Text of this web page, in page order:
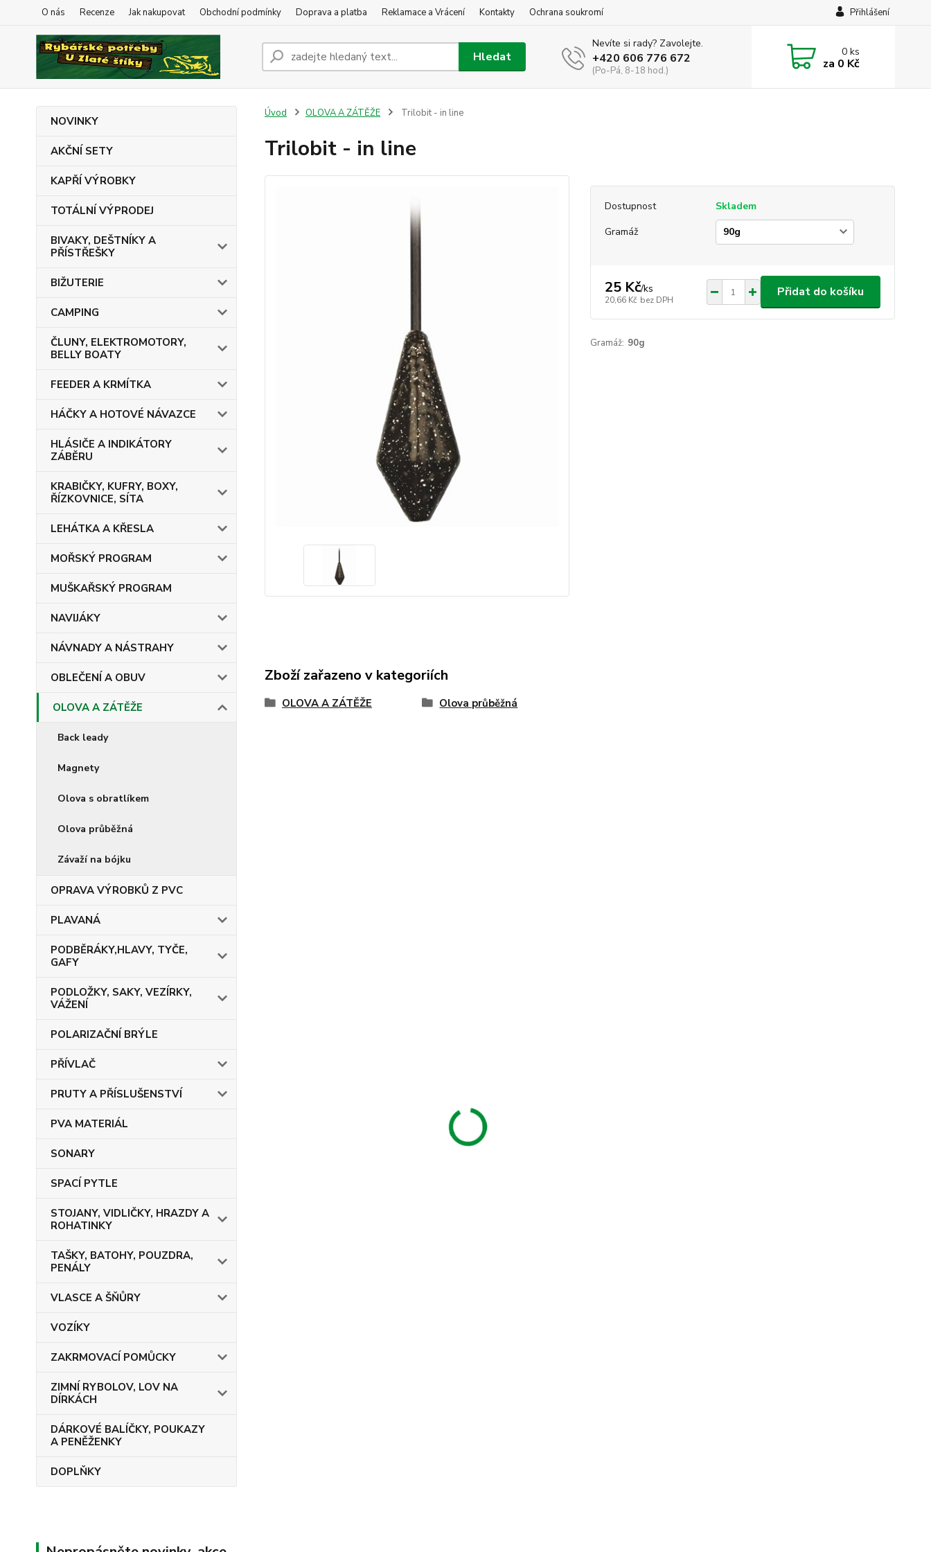
O nás Recenze Jak nakupovat Obchodní podmínky Doprava a platba Reklamace a Vrácení Kontakty Ochrana soukromí Přihlášení
Hledat
Nevíte si rady? Zavolejte.
+420 606 776 672
(Po-Pá, 8-18 hod.)
0ks
za 0 Kč
NOVINKY
AKČNÍ SETY
KAPŘÍ VÝROBKY
TOTÁLNÍ VÝPRODEJ
BIVAKY, DEŠTNÍKY A
PŘÍSTŘEŠKY
BIŽUTERIE
CAMPING
ČLUNY, ELEKTROMOTORY,
BELLY BOATY
FEEDER A KRMÍTKA
HÁČKY A HOTOVÉ NÁVAZCE
HLÁSIČE A INDIKÁTORY
ZÁBĚRU
KRABIČKY, KUFRY, BOXY,
ŘÍZKOVNICE, SÍTA
LEHÁTKA A KŘESLA
MOŘSKÝ PROGRAM
MUŠKAŘSKÝ PROGRAM
NAVIJÁKY
NÁVNADY A NÁSTRAHY
OBLEČENÍ A OBUV
OLOVA A ZÁTĚŽE
Back leady
Magnety
Olova s obratlíkem
Olova průběžná
Závaží na bójku
OPRAVA VÝROBKŮ Z PVC
PLAVANÁ
PODBĚRÁKY,HLAVY, TYČE,
GAFY
PODLOŽKY, SAKY, VEZÍRKY,
VÁŽENÍ
POLARIZAČNÍ BRÝLE
PŘÍVLAČ
PRUTY A PŘÍSLUŠENSTVÍ
PVA MATERIÁL
SONARY
SPACÍ PYTLE
STOJANY, VIDLIČKY, HRAZDY A
ROHATINKY
TAŠKY, BATOHY, POUZDRA,
PENÁLY
VLASCE A ŠŇŮRY
VOZÍKY
ZAKRMOVACÍ POMŮCKY
ZIMNÍ RYBOLOV, LOV NA
DÍRKÁCH
DÁRKOVÉ BALÍČKY, POUKAZY
A PENĚŽENKY
DOPLŇKY
Úvod OLOVA A ZÁTĚŽE Trilobit - in line
Trilobit - in line
Dostupnost
Skladem
Gramáž
25 Kč/ks
20,66 Kč bez DPH
Přidat do košíku
Gramáž: 90g
Zboží zařazeno v kategoriích
OLOVA A ZÁTĚŽE Olova průběžná